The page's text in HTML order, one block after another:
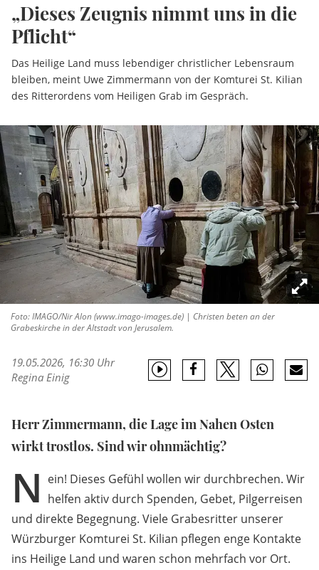
„Dieses Zeugnis nimmt uns in die
Pflicht“
Das Heilige Land muss lebendiger christlicher Lebensraum
bleiben, meint Uwe Zimmermann von der Komturei St. Kilian
des Ritterordens vom Heiligen Grab im Gespräch.
Foto: IMAGO/Nir Alon (www.imago-images.de) | Christen beten an der
Grabeskirche in der Altstadt von Jerusalem.
19.05.2026, 16:30 Uhr
Regina Einig
Herr Zimmermann, die Lage im Nahen Osten
wirkt trostlos. Sind wir ohnmächtig?
N ein! Dieses Gefühl wollen wir durchbrechen. Wir
helfen aktiv durch Spenden, Gebet, Pilgerreisen
und direkte Begegnung. Viele Grabesritter unserer
Würzburger Komturei St. Kilian pflegen enge Kontakte
ins Heilige Land und waren schon mehrfach vor Ort.